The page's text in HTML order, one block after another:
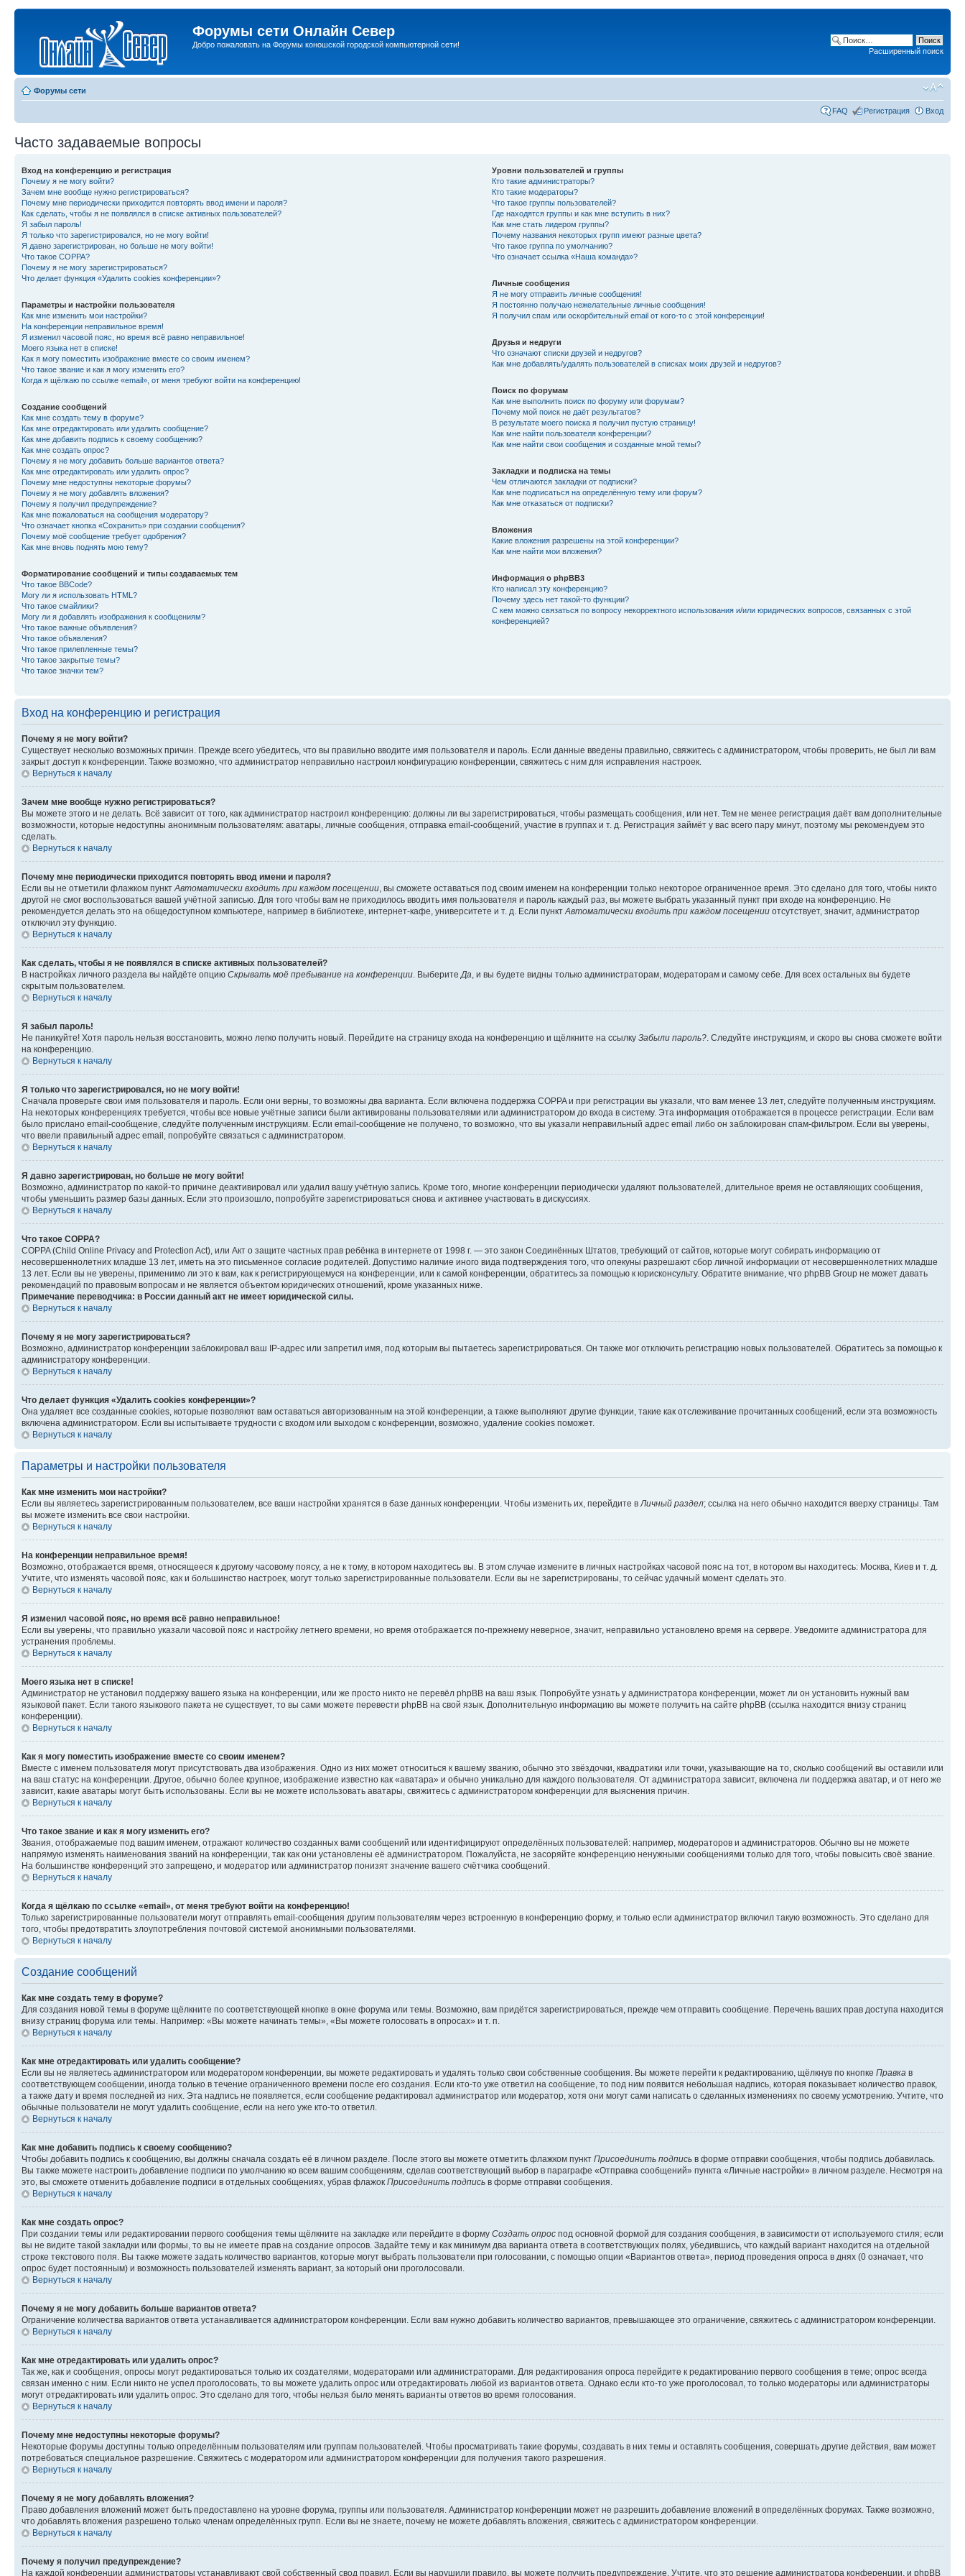
Форумы сети Онлайн Север
Добро пожаловать на Форумы коношской городской компьютерной сети!
Расширенный поиск
Форумы сети
FAQ Регистрация Вход
Часто задаваемые вопросы
Вход на конференцию и регистрация
Почему я не могу войти?
Зачем мне вообще нужно регистрироваться?
Почему мне периодически приходится повторять ввод имени и пароля?
Как сделать, чтобы я не появлялся в списке активных пользователей?
Я забыл пароль!
Я только что зарегистрировался, но не могу войти!
Я давно зарегистрирован, но больше не могу войти!
Что такое COPPA?
Почему я не могу зарегистрироваться?
Что делает функция «Удалить cookies конференции»?
Параметры и настройки пользователя
Как мне изменить мои настройки?
На конференции неправильное время!
Я изменил часовой пояс, но время всё равно неправильное!
Моего языка нет в списке!
Как я могу поместить изображение вместе со своим именем?
Что такое звание и как я могу изменить его?
Когда я щёлкаю по ссылке «email», от меня требуют войти на конференцию!
Создание сообщений
Как мне создать тему в форуме?
Как мне отредактировать или удалить сообщение?
Как мне добавить подпись к своему сообщению?
Как мне создать опрос?
Почему я не могу добавить больше вариантов ответа?
Как мне отредактировать или удалить опрос?
Почему мне недоступны некоторые форумы?
Почему я не могу добавлять вложения?
Почему я получил предупреждение?
Как мне пожаловаться на сообщения модератору?
Что означает кнопка «Сохранить» при создании сообщения?
Почему моё сообщение требует одобрения?
Как мне вновь поднять мою тему?
Форматирование сообщений и типы создаваемых тем
Что такое BBCode?
Могу ли я использовать HTML?
Что такое смайлики?
Могу ли я добавлять изображения к сообщениям?
Что такое важные объявления?
Что такое объявления?
Что такое прилепленные темы?
Что такое закрытые темы?
Что такое значки тем?
Уровни пользователей и группы
Кто такие администраторы?
Кто такие модераторы?
Что такое группы пользователей?
Где находятся группы и как мне вступить в них?
Как мне стать лидером группы?
Почему названия некоторых групп имеют разные цвета?
Что такое группа по умолчанию?
Что означает ссылка «Наша команда»?
Личные сообщения
Я не могу отправить личные сообщения!
Я постоянно получаю нежелательные личные сообщения!
Я получил спам или оскорбительный email от кого-то с этой конференции!
Друзья и недруги
Что означают списки друзей и недругов?
Как мне добавлять/удалять пользователей в списках моих друзей и недругов?
Поиск по форумам
Как мне выполнить поиск по форуму или форумам?
Почему мой поиск не даёт результатов?
В результате моего поиска я получил пустую страницу!
Как мне найти пользователя конференции?
Как мне найти свои сообщения и созданные мной темы?
Закладки и подписка на темы
Чем отличаются закладки от подписки?
Как мне подписаться на определённую тему или форум?
Как мне отказаться от подписки?
Вложения
Какие вложения разрешены на этой конференции?
Как мне найти мои вложения?
Информация о phpBB3
Кто написал эту конференцию?
Почему здесь нет такой-то функции?
С кем можно связаться по вопросу некорректного использования и/или юридических вопросов, связанных с этой
конференцией?
Вход на конференцию и регистрация
Почему я не могу войти?
Существует несколько возможных причин. Прежде всего убедитесь, что вы правильно вводите имя пользователя и пароль. Если данные введены правильно, свяжитесь с администратором, чтобы проверить, не был ли вам
закрыт доступ к конференции. Также возможно, что администратор неправильно настроил конфигурацию конференции, свяжитесь с ним для исправления настроек.
Вернуться к началу
Зачем мне вообще нужно регистрироваться?
Вы можете этого и не делать. Всё зависит от того, как администратор настроил конференцию: должны ли вы зарегистрироваться, чтобы размещать сообщения, или нет. Тем не менее регистрация даёт вам дополнительные
возможности, которые недоступны анонимным пользователям: аватары, личные сообщения, отправка email-сообщений, участие в группах и т. д. Регистрация займёт у вас всего пару минут, поэтому мы рекомендуем это
сделать.
Вернуться к началу
Почему мне периодически приходится повторять ввод имени и пароля?
Если вы не отметили флажком пунктАвтоматически входить при каждом посещении, вы сможете оставаться под своим именем на конференции только некоторое ограниченное время. Это сделано для того, чтобы никто
другой не смог воспользоваться вашей учётной записью. Для того чтобы вам не приходилось вводить имя пользователя и пароль каждый раз, вы можете выбрать указанный пункт при входе на конференцию. Не
рекомендуется делать это на общедоступном компьютере, например в библиотеке, интернет-кафе, университете и т. д. Если пунктАвтоматически входить при каждом посещении отсутствует, значит, администратор
отключил эту функцию.
Вернуться к началу
Как сделать, чтобы я не появлялся в списке активных пользователей?
В настройках личного раздела вы найдёте опцию Скрывать моё пребывание на конференции. ВыберитеДа, и вы будете видны только администраторам, модераторам и самому себе. Для всех остальных вы будете
скрытым пользователем.
Вернуться к началу
Я забыл пароль!
Не паникуйте! Хотя пароль нельзя восстановить, можно легко получить новый. Перейдите на страницу входа на конференцию и щёлкните на ссылку Забыли пароль?. Следуйте инструкциям, и скоро вы снова сможете войти
на конференцию.
Вернуться к началу
Я только что зарегистрировался, но не могу войти!
Сначала проверьте свои имя пользователя и пароль. Если они верны, то возможны два варианта. Если включена поддержка COPPA и при регистрации вы указали, что вам менее 13 лет, следуйте полученным инструкциям.
На некоторых конференциях требуется, чтобы все новые учётные записи были активированы пользователями или администратором до входа в систему. Эта информация отображается в процессе регистрации. Если вам
было прислано email-сообщение, следуйте полученным инструкциям. Если email-сообщение не получено, то возможно, что вы указали неправильный адрес email либо он заблокирован спам-фильтром. Если вы уверены,
что ввели правильный адрес email, попробуйте связаться с администратором.
Вернуться к началу
Я давно зарегистрирован, но больше не могу войти!
Возможно, администратор по какой-то причине деактивировал или удалил вашу учётную запись. Кроме того, многие конференции периодически удаляют пользователей, длительное время не оставляющих сообщения,
чтобы уменьшить размер базы данных. Если это произошло, попробуйте зарегистрироваться снова и активнее участвовать в дискуссиях.
Вернуться к началу
Что такое COPPA?
COPPA (Child Online Privacy and Protection Act), или Акт о защите частных прав ребёнка в интернете от 1998 г. — это закон Соединённых Штатов, требующий от сайтов, которые могут собирать информацию от
несовершеннолетних младше 13 лет, иметь на это письменное согласие родителей. Допустимо наличие иного вида подтверждения того, что опекуны разрешают сбор личной информации от несовершеннолетних младше
13 лет. Если вы не уверены, применимо ли это к вам, как к регистрирующемуся на конференции, или к самой конференции, обратитесь за помощью к юрисконсульту. Обратите внимание, что phpBB Group не может давать
рекомендаций по правовым вопросам и не является объектом юридических отношений, кроме указанных ниже.
Примечание переводчика: в России данный акт не имеет юридической силы.
Вернуться к началу
Почему я не могу зарегистрироваться?
Возможно, администратор конференции заблокировал ваш IP-адрес или запретил имя, под которым вы пытаетесь зарегистрироваться. Он также мог отключить регистрацию новых пользователей. Обратитесь за помощью к
администратору конференции.
Вернуться к началу
Что делает функция «Удалить cookies конференции»?
Она удаляет все созданные cookies, которые позволяют вам оставаться авторизованным на этой конференции, а также выполняют другие функции, такие как отслеживание прочитанных сообщений, если эта возможность
включена администратором. Если вы испытываете трудности с входом или выходом с конференции, возможно, удаление cookies поможет.
Вернуться к началу
Параметры и настройки пользователя
Как мне изменить мои настройки?
Если вы являетесь зарегистрированным пользователем, все ваши настройки хранятся в базе данных конференции. Чтобы изменить их, перейдите вЛичный раздел; ссылка на него обычно находится вверху страницы. Там
вы можете изменить все свои настройки.
Вернуться к началу
На конференции неправильное время!
Возможно, отображается время, относящееся к другому часовому поясу, а не к тому, в котором находитесь вы. В этом случае измените в личных настройках часовой пояс на тот, в котором вы находитесь: Москва, Киев и т. д.
Учтите, что изменять часовой пояс, как и большинство настроек, могут только зарегистрированные пользователи. Если вы не зарегистрированы, то сейчас удачный момент сделать это.
Вернуться к началу
Я изменил часовой пояс, но время всё равно неправильное!
Если вы уверены, что правильно указали часовой пояс и настройку летнего времени, но время отображается по-прежнему неверное, значит, неправильно установлено время на сервере. Уведомите администратора для
устранения проблемы.
Вернуться к началу
Моего языка нет в списке!
Администратор не установил поддержку вашего языка на конференции, или же просто никто не перевёл phpBB на ваш язык. Попробуйте узнать у администратора конференции, может ли он установить нужный вам
языковой пакет. Если такого языкового пакета не существует, то вы сами можете перевести phpBB на свой язык. Дополнительную информацию вы можете получить на сайте phpBB (ссылка находится внизу страниц
конференции).
Вернуться к началу
Как я могу поместить изображение вместе со своим именем?
Вместе с именем пользователя могут присутствовать два изображения. Одно из них может относиться к вашему званию, обычно это звёздочки, квадратики или точки, указывающие на то, сколько сообщений вы оставили или
на ваш статус на конференции. Другое, обычно более крупное, изображение известно как «аватара» и обычно уникально для каждого пользователя. От администратора зависит, включена ли поддержка аватар, и от него же
зависит, какие аватары могут быть использованы. Если вы не можете использовать аватары, свяжитесь с администратором конференции для выяснения причин.
Вернуться к началу
Что такое звание и как я могу изменить его?
Звания, отображаемые под вашим именем, отражают количество созданных вами сообщений или идентифицируют определённых пользователей: например, модераторов и администраторов. Обычно вы не можете
напрямую изменять наименования званий на конференции, так как они установлены её администратором. Пожалуйста, не засоряйте конференцию ненужными сообщениями только для того, чтобы повысить своё звание.
На большинстве конференций это запрещено, и модератор или администратор понизят значение вашего счётчика сообщений.
Вернуться к началу
Когда я щёлкаю по ссылке «email», от меня требуют войти на конференцию!
Только зарегистрированные пользователи могут отправлять email-сообщения другим пользователям через встроенную в конференцию форму, и только если администратор включил такую возможность. Это сделано для
того, чтобы предотвратить злоупотребления почтовой системой анонимными пользователями.
Вернуться к началу
Создание сообщений
Как мне создать тему в форуме?
Для создания новой темы в форуме щёлкните по соответствующей кнопке в окне форума или темы. Возможно, вам придётся зарегистрироваться, прежде чем отправить сообщение. Перечень ваших прав доступа находится
внизу страниц форума или темы. Например: «Вы можете начинать темы», «Вы можете голосовать в опросах» и т. п.
Вернуться к началу
Как мне отредактировать или удалить сообщение?
Если вы не являетесь администратором или модератором конференции, вы можете редактировать и удалять только свои собственные сообщения. Вы можете перейти к редактированию, щёлкнув по кнопке Правка в
соответствующем сообщении, иногда только в течение ограниченного времени после его создания. Если кто-то уже ответил на сообщение, то под ним появится небольшая надпись, которая показывает количество правок,
а также дату и время последней из них. Эта надпись не появляется, если сообщение редактировал администратор или модератор, хотя они могут сами написать о сделанных изменениях по своему усмотрению. Учтите, что
обычные пользователи не могут удалить сообщение, если на него уже кто-то ответил.
Вернуться к началу
Как мне добавить подпись к своему сообщению?
Чтобы добавить подпись к сообщению, вы должны сначала создать её в личном разделе. После этого вы можете отметить флажком пункт Присоединить подпись в форме отправки сообщения, чтобы подпись добавилась.
Вы также можете настроить добавление подписи по умолчанию ко всем вашим сообщениям, сделав соответствующий выбор в параграфе «Отправка сообщений» пункта «Личные настройки» в личном разделе. Несмотря на
это, вы сможете отменить добавление подписи в отдельных сообщениях, убрав флажок Присоединить подпись в форме отправки сообщения.
Вернуться к началу
Как мне создать опрос?
При создании темы или редактировании первого сообщения темы щёлкните на закладке или перейдите в форму Создать опрос под основной формой для создания сообщения, в зависимости от используемого стиля; если
вы не видите такой закладки или формы, то вы не имеете прав на создание опросов. Задайте тему и как минимум два варианта ответа в соответствующих полях, убедившись, что каждый вариант находится на отдельной
строке текстового поля. Вы также можете задать количество вариантов, которые могут выбрать пользователи при голосовании, с помощью опции «Вариантов ответа», период проведения опроса в днях (0 означает, что
опрос будет постоянным) и возможность пользователей изменять вариант, за который они проголосовали.
Вернуться к началу
Почему я не могу добавить больше вариантов ответа?
Ограничение количества вариантов ответа устанавливается администратором конференции. Если вам нужно добавить количество вариантов, превышающее это ограничение, свяжитесь с администратором конференции.
Вернуться к началу
Как мне отредактировать или удалить опрос?
Так же, как и сообщения, опросы могут редактироваться только их создателями, модераторами или администраторами. Для редактирования опроса перейдите к редактированию первого сообщения в теме; опрос всегда
связан именно с ним. Если никто не успел проголосовать, то вы можете удалить опрос или отредактировать любой из вариантов ответа. Однако если кто-то уже проголосовал, то только модераторы или администраторы
могут отредактировать или удалить опрос. Это сделано для того, чтобы нельзя было менять варианты ответов во время голосования.
Вернуться к началу
Почему мне недоступны некоторые форумы?
Некоторые форумы доступны только определённым пользователям или группам пользователей. Чтобы просматривать такие форумы, создавать в них темы и оставлять сообщения, совершать другие действия, вам может
потребоваться специальное разрешение. Свяжитесь с модератором или администратором конференции для получения такого разрешения.
Вернуться к началу
Почему я не могу добавлять вложения?
Право добавления вложений может быть предоставлено на уровне форума, группы или пользователя. Администратор конференции может не разрешить добавление вложений в определённых форумах. Также возможно,
что добавлять вложения разрешено только членам определённых групп. Если вы не знаете, почему не можете добавлять вложения, свяжитесь с администратором конференции.
Вернуться к началу
Почему я получил предупреждение?
На каждой конференции администраторы устанавливают свой собственный свод правил. Если вы нарушили правило, вы можете получить предупреждение. Учтите, что это решение администратора конференции, и phpBB